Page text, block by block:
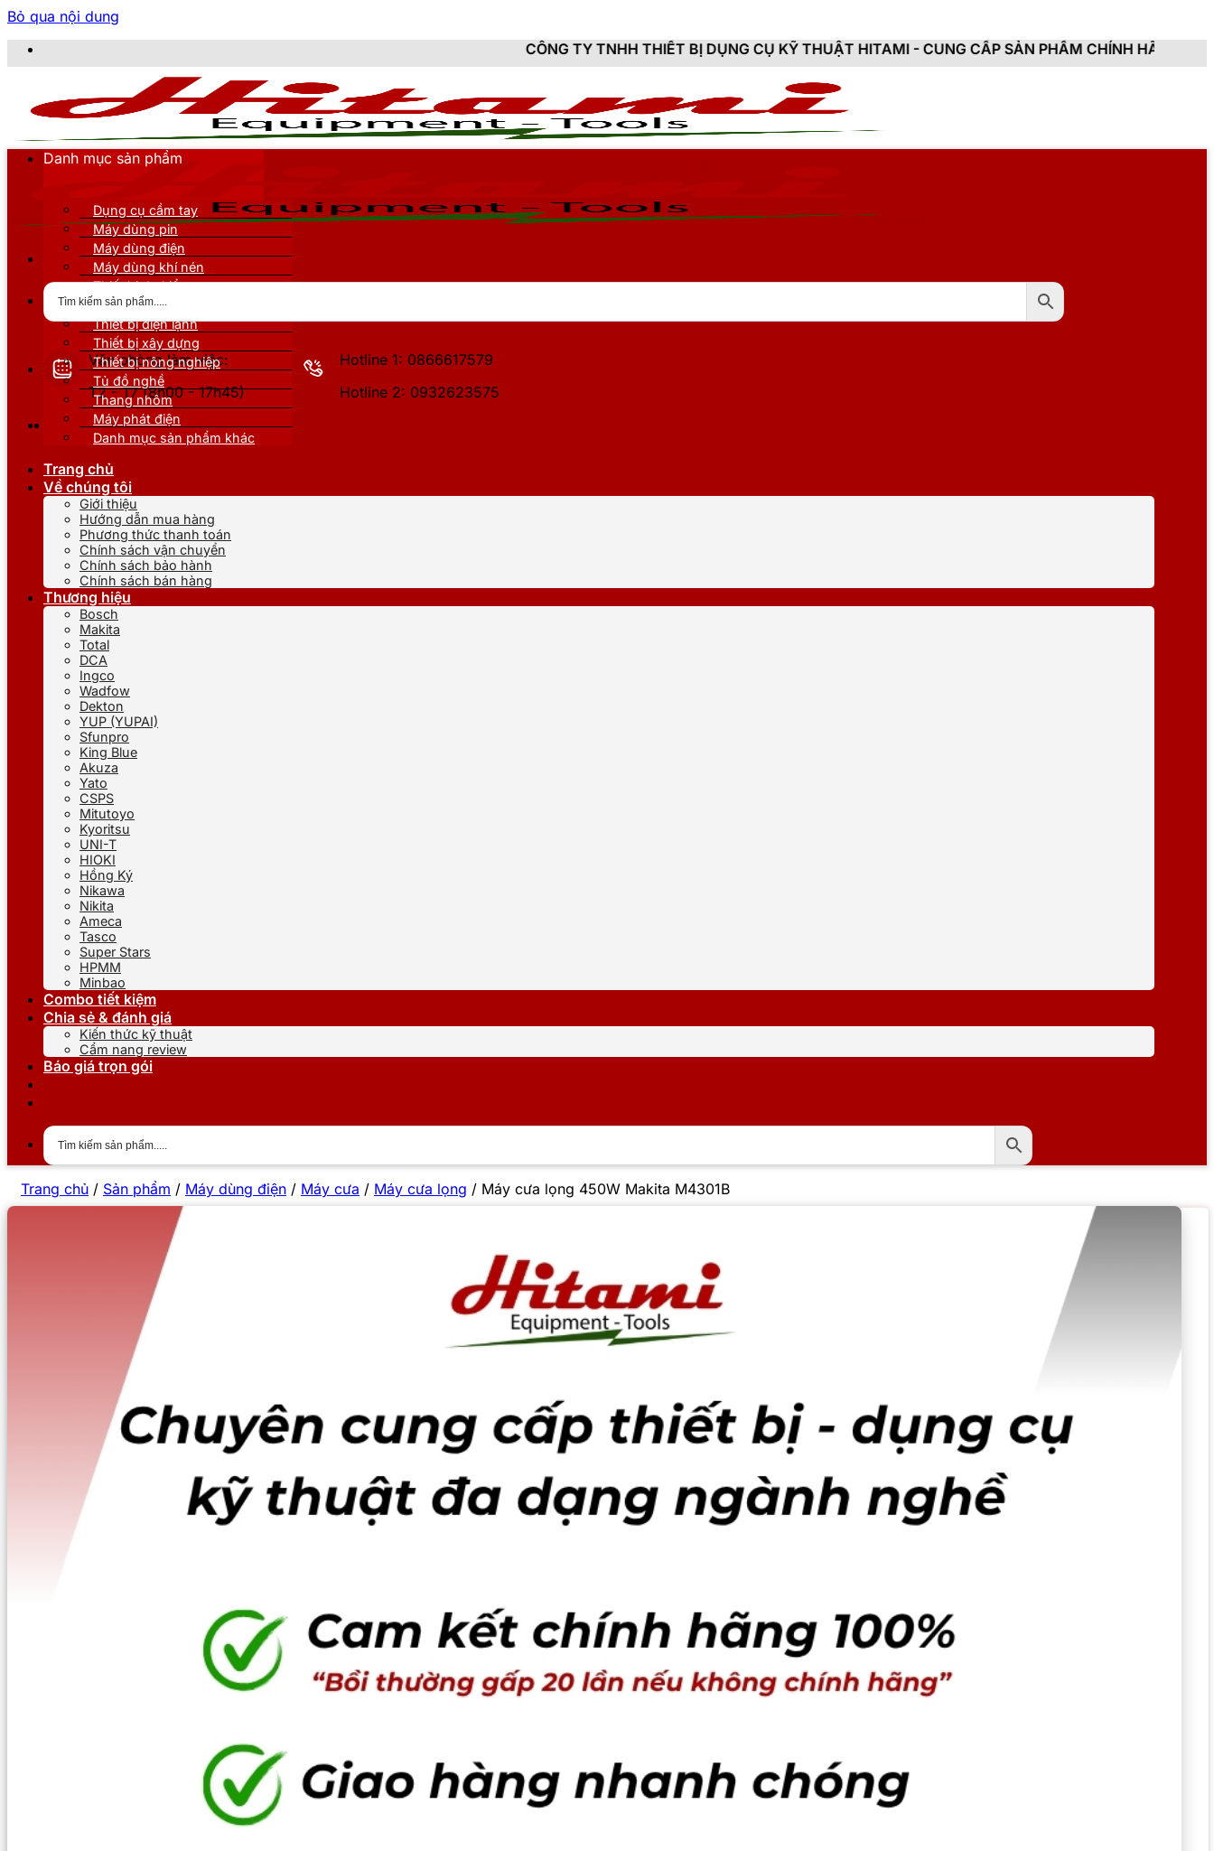
Bỏ qua nội dung
CÔNG TY TNHH THIẾT BỊ DỤNG CỤ KỸ THUẬT HITAMI - CUNG CẤP SẢN PHẨM CHÍNH HÃNG, MỚI 100%, ĐẦY
Văn phòng làm việc:
T2 - T7 (8h00 - 17h45)
Hotline 1: 0866617579
Hotline 2: 0932623575
Danh mục sản phẩm
Dụng cụ cầm tay
Máy dùng pin
Máy dùng điện
Máy dùng khí nén
Thiết bị đo kiểm
Thiết bị nâng đỡ
Thiết bị điện lạnh
Thiết bị xây dựng
Thiết bị nông nghiệp
Tủ đồ nghề
Thang nhôm
Máy phát điện
Danh mục sản phẩm khác
Trang chủ
Về chúng tôi
Giới thiệu
Hướng dẫn mua hàng
Phương thức thanh toán
Chính sách vận chuyển
Chính sách bảo hành
Chính sách bán hàng
Thương hiệu
Bosch
Makita
Total
DCA
Ingco
Wadfow
Dekton
YUP (YUPAI)
Sfunpro
King Blue
Akuza
Yato
CSPS
Mitutoyo
Kyoritsu
UNI-T
HIOKI
Hồng Ký
Nikawa
Nikita
Ameca
Tasco
Super Stars
HPMM
Minbao
Combo tiết kiệm
Chia sẻ & đánh giá
Kiến thức kỹ thuật
Cẩm nang review
Báo giá trọn gói
Trang chủ / Sản phẩm / Máy dùng điện / Máy cưa / Máy cưa lọng / Máy cưa lọng 450W Makita M4301B